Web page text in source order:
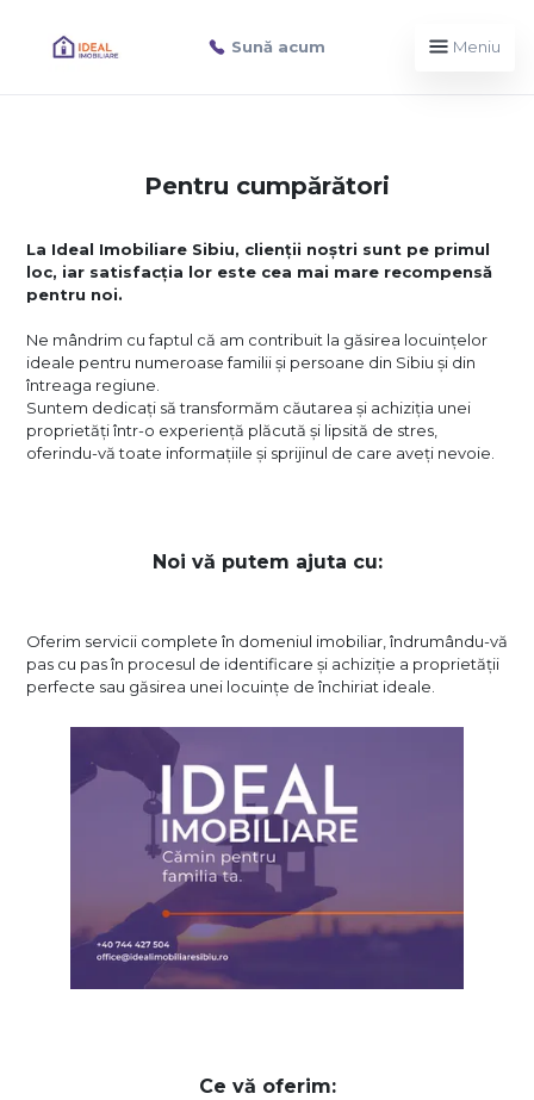
Sună acum Meniu
Pentru cumpărători
La Ideal Imobiliare Sibiu, clienții noștri sunt pe primul
loc, iar satisfacția lor este cea mai mare recompensă
pentru noi.
Ne mândrim cu faptul că am contribuit la găsirea locuințelor
ideale pentru numeroase familii și persoane din Sibiu și din
întreaga regiune.
Suntem dedicați să transformăm căutarea și achiziția unei
proprietăți într-o experiență plăcută și lipsită de stres,
oferindu-vă toate informațiile și sprijinul de care aveți nevoie.
Noi vă putem ajuta cu:
Oferim servicii complete în domeniul imobiliar, îndrumându-vă
pas cu pas în procesul de identificare și achiziție a proprietății
perfecte sau găsirea unei locuințe de închiriat ideale.
Ce vă oferim: